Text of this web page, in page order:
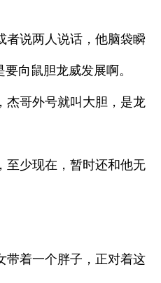
说两人说话，他脑袋瞬
向鼠胆龙威发展啊。
哥外号就叫大胆，是龙
少现在，暂时还和他无
着一个胖子，正对着这